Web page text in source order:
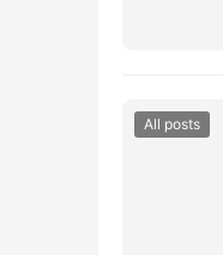
All posts